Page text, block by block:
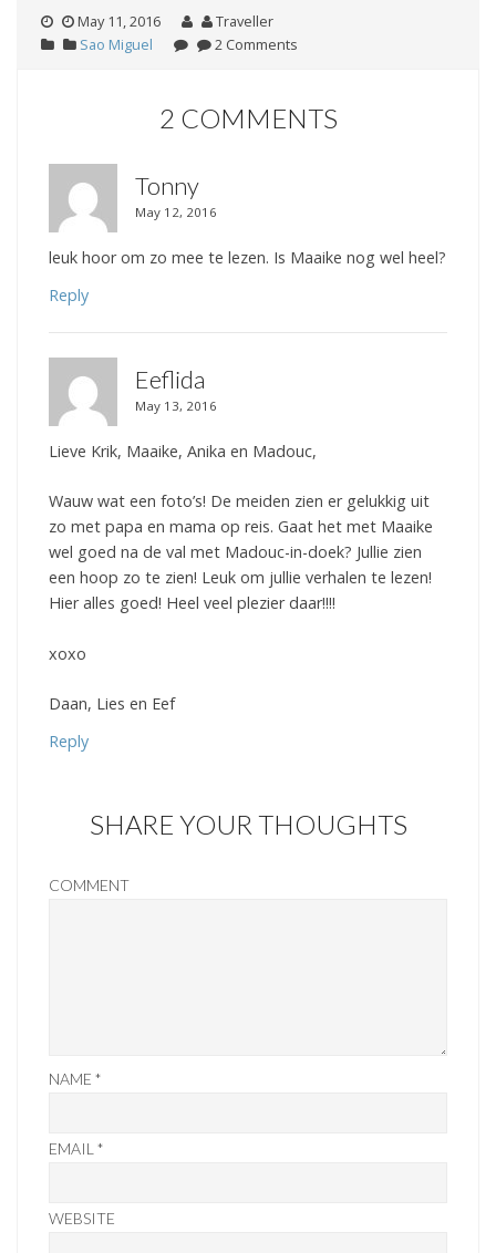
May 11, 2016
Traveller
Sao Miguel
2 Comments
2 COMMENTS
Tonny
May 12, 2016
leuk hoor om zo mee te lezen. Is Maaike nog wel heel?
Reply
Eeflida
May 13, 2016
Lieve Krik, Maaike, Anika en Madouc,
Wauw wat een foto’s! De meiden zien er gelukkig uit
zo met papa en mama op reis. Gaat het met Maaike
wel goed na de val met Madouc-in-doek? Jullie zien
een hoop zo te zien! Leuk om jullie verhalen te lezen!
Hier alles goed! Heel veel plezier daar!!!!
xoxo
Daan, Lies en Eef
Reply
SHARE YOUR THOUGHTS
COMMENT
NAME *
EMAIL*
WEBSITE